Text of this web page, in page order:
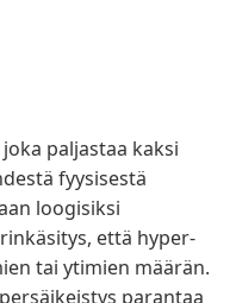
paljastaa kaksi
fyysisestä
loogisiksi
että hyper-
tai ytimien määrän.
parantaa